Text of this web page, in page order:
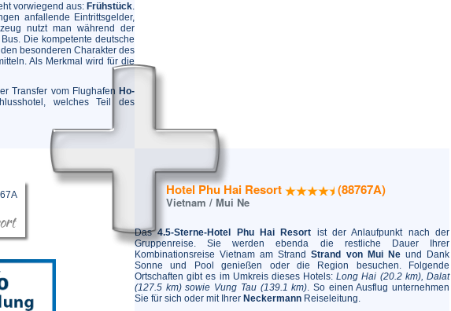
vorwiegend aus: Frühstück.
anfallende Eintrittsgelder,
nutzt man während der
Die kompetente deutsche
besonderen Charakter des
Als Merkmal wird für die
Transfer vom Flughafen Ho-
welches Teil des
Hotel Phu Hai Resort (88767A)
Vietnam / Mui Ne
Das4.5-Sterne-Hotel Phu Hai Resort ist der Anlaufpunkt nach der
Gruppenreise. Sie werden ebenda die restliche Dauer Ihrer
Kombinationsreise Vietnam am Strand Strand von Mui Neund Dank
Sonne und Pool genießen oder die Region besuchen. Folgende
Ortschaften gibt es im Umkreis dieses Hotels:Long Hai (20.2 km), Dalat
(127.5 km) sowie Vung Tau (139.1 km). So einen Ausflug unternehmen
Sie für sich oder mit Ihrer Neckermann Reiseleitung.